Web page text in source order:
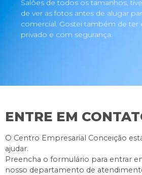
Salões de todos os tamanhos,
de ver as fotos antes de alugar
comercial. Gostei também de ter
privado e com segurança.
ENTRE EM
O Centro Empresarial Conceição
ajudar.
Preencha o formulário para entrar
nosso departamento de